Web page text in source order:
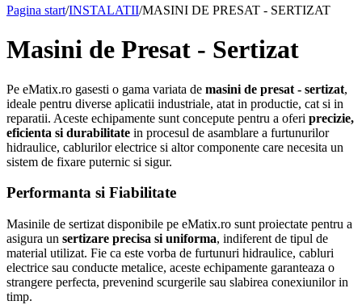
Pagina start/INSTALATII/MASINI DE PRESAT - SERTIZAT
Masini de Presat - Sertizat
Pe eMatix.ro gasesti o gama variata de masini de presat - sertizat,
ideale pentru diverse aplicatii industriale, atat in productie, cat si in
reparatii. Aceste echipamente sunt concepute pentru a oferi precizie,
eficienta si durabilitate in procesul de asamblare a furtunurilor
hidraulice, cablurilor electrice si altor componente care necesita un
sistem de fixare puternic si sigur.
Performanta si Fiabilitate
Masinile de sertizat disponibile pe eMatix.ro sunt proiectate pentru a
asigura un sertizare precisa si uniforma, indiferent de tipul de
material utilizat. Fie ca este vorba de furtunuri hidraulice, cabluri
electrice sau conducte metalice, aceste echipamente garanteaza o
strangere perfecta, prevenind scurgerile sau slabirea conexiunilor in
timp.